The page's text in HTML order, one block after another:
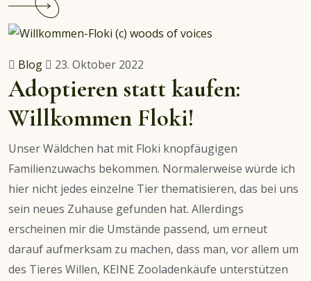
Die
Barbaren
von
Netflix
–
Blog 23. Oktober 2022
Adoptieren statt kaufen:
Willkommen Floki!
Unser Wäldchen hat mit Floki knopfäugigen
Familienzuwachs bekommen. Normalerweise würde ich
hier nicht jedes einzelne Tier thematisieren, das bei uns
sein neues Zuhause gefunden hat. Allerdings
erscheinen mir die Umstände passend, um erneut
darauf aufmerksam zu machen, dass man, vor allem um
des Tieres Willen, KEINE Zooladenkäufe unterstützen